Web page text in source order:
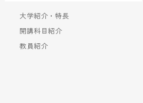
大学紹介・特長
開講科目紹介
教員紹介